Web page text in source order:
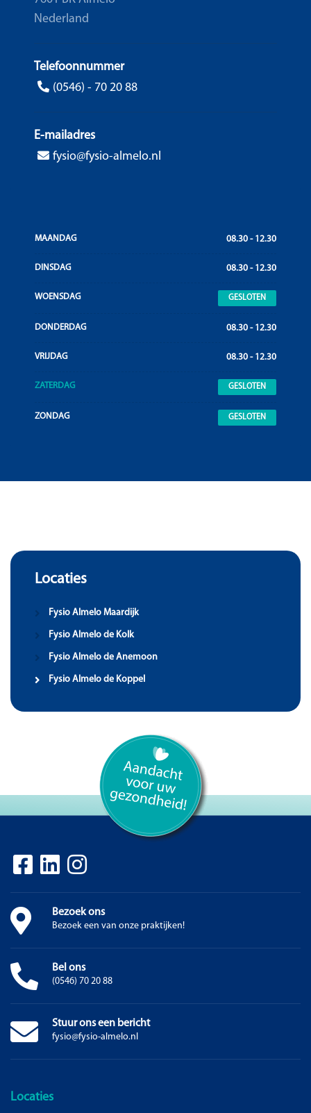
Nederland
Telefoonnummer
(0546) - 70 20 88
E-mailadres
fysio@fysio-almelo.nl
MAANDAG 08.30 - 12.30
DINSDAG 08.30 - 12.30
WOENSDAG GESLOTEN
DONDERDAG 08.30 - 12.30
VRIJDAG 08.30 - 12.30
ZATERDAG GESLOTEN
ZONDAG GESLOTEN
Locaties
Fysio Almelo Maardijk
Fysio Almelo de Kolk
Fysio Almelo de Anemoon
Fysio Almelo de Koppel
Bezoek ons
Bezoek een van onze praktijken!
Bel ons
(0546) 70 20 88
Stuur ons een bericht
fysio@fysio-almelo.nl
Locaties